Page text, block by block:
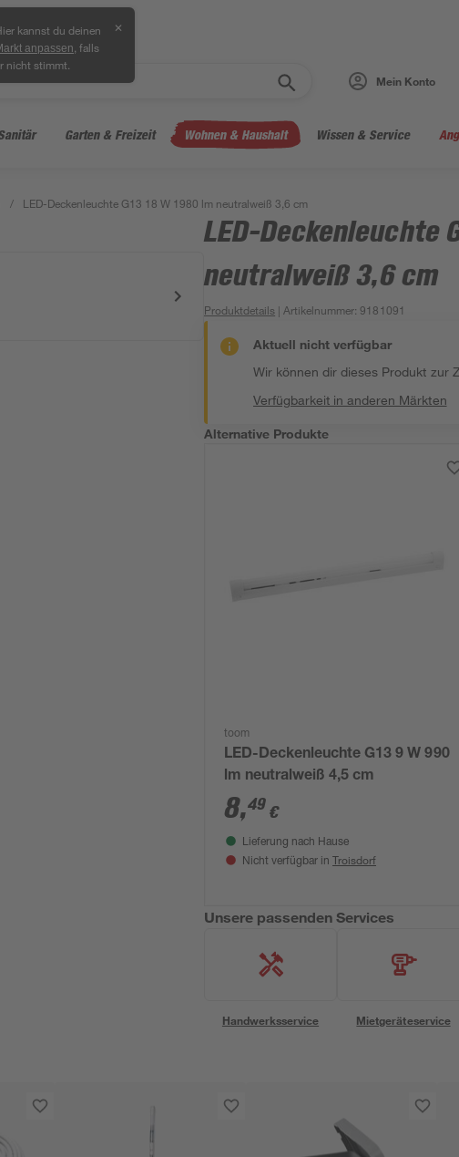
kannst du deinen
anpassen , falls
nicht stimmt.
✕
Mein Konto
Garten & Freizeit Wohnen & Haushalt Wissen & Service
/ LED-Deckenleuchte G13 18 W 1980 lm neutralweiß 3,6 cm
LED-Deckenleuchte
neutralweiß 3,6 cm
Produktdetails | Artikelnummer:9181091
Aktuell nicht verfügbar
Wir können dir dieses Produkt zur
Verfügbarkeit in anderen Märkten
Alternative Produkte
toom
LED-Deckenleuchte G13 9 W 990
lm neutralweiß 4,5 cm
8,49 €
Lieferung nach Hause
Nicht verfügbar in Troisdorf
Unsere passenden Services
Handwerksservice Mietgeräteservice